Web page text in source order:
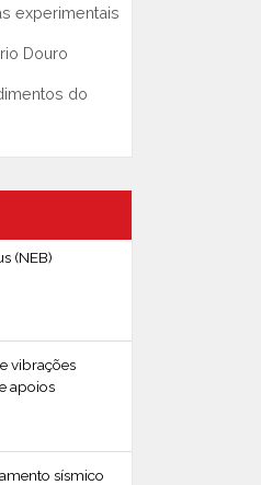
experimentais
Douro
do
(NEB)
vibrações
apoios
sísmico